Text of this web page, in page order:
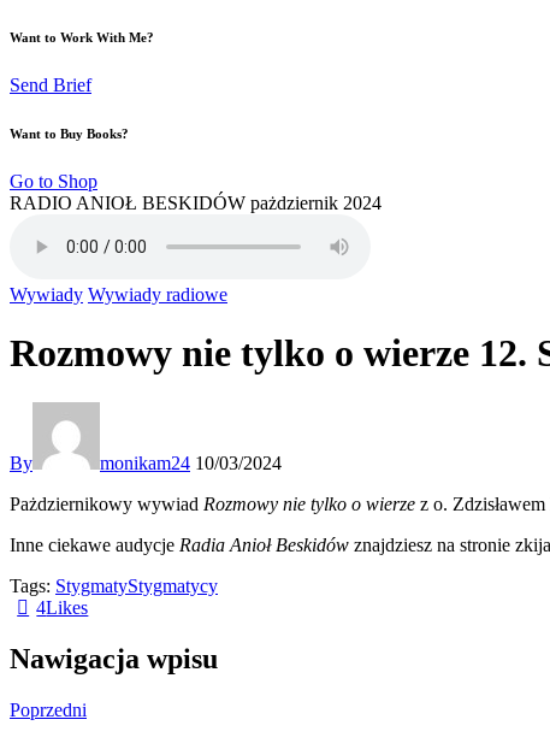
Want to Work With Me?
Send Brief
Want to Buy Books?
Go to Shop
RADIO ANIOŁ BESKIDÓW pażdziernik 2024
Wywiady Wywiady radiowe
Rozmowy nie tylko o wierze 12.
By monikam24 10/03/2024
Pażdziernikowy wywiad Rozmowy nie tylko o wierze z o.
Inne ciekawe audycje Radia Anioł Beskidów znajdziesz na stronie
Tags: StygmatyStygmatycy
4Likes
Nawigacja wpisu
Poprzedni